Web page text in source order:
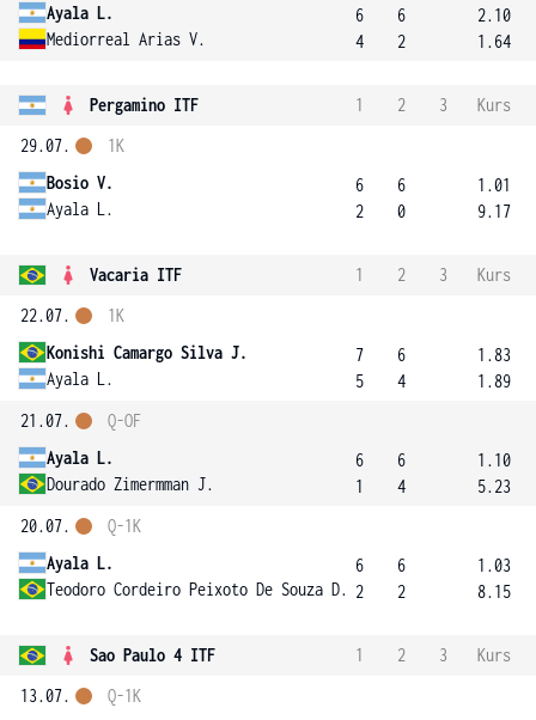
Ayala L.
Mediorreal Arias V.
6
4
6
2
2.10
1.64
Pergamino ITF 1 2 3
Kurs
29.07.
Bosio V.
Ayala L.
1K
6
2
6
0
1.01
9.17
Vacaria ITF 1 2 3
Kurs
22.07.
Konishi Camargo Silva J.
Ayala L.
1K
7
5
6
4
1.83
1.89
21.07.
Ayala L.
Dourado Zimermman J.
Q-OF
6
1
6
4
1.10
5.23
20.07.
Ayala L.
Teodoro Cordeiro Peixoto De Souza D.
Q-1K
6
2
6
2
1.03
8.15
Sao Paulo 4 ITF 1 2 3
Kurs
13.07.
Q-1K